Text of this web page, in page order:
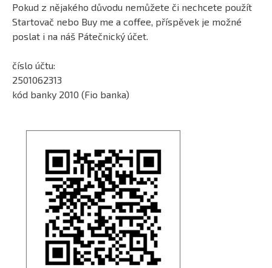
Pokud z nějakého důvodu nemůžete či nechcete použít
Startovač nebo Buy me a coffee, příspěvek je možné
poslat i na náš Pátečnický účet.
číslo účtu:
2501062313
kód banky 2010 (Fio banka)